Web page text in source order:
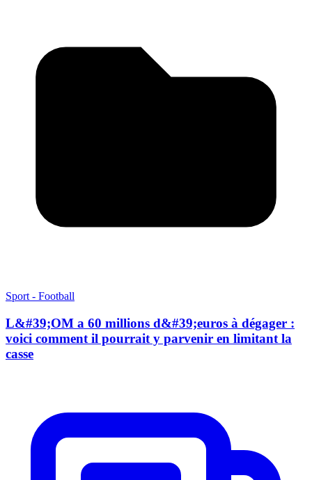
Sport - Football
L&#39;OM a 60 millions d&#39;euros à dégager :
voici comment il pourrait y parvenir en limitant la
casse